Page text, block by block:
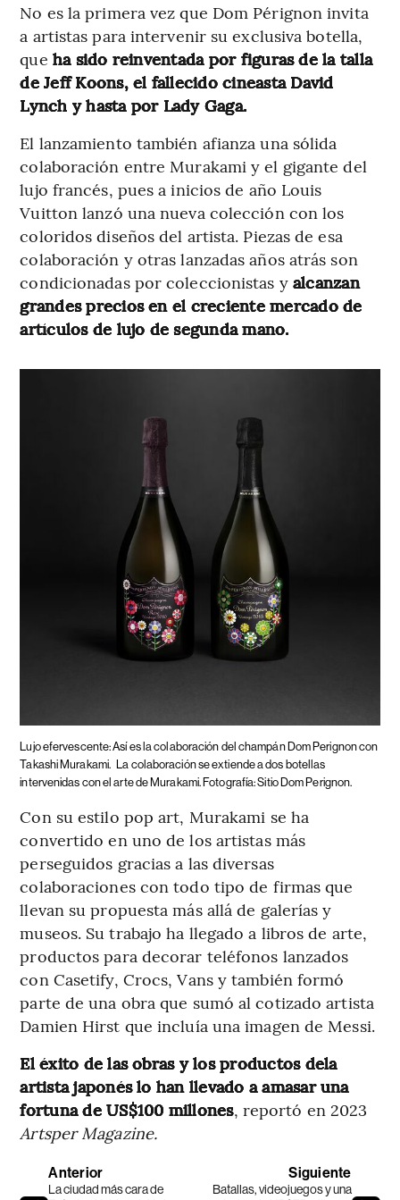
No es la primera vez que Dom Pérignon invita
a artistas para intervenir su exclusiva botella,
que ha sido reinventada por figuras de la talla
de Jeff Koons, el fallecido cineasta David
Lynch y hasta por Lady Gaga.
El lanzamiento también afianza una sólida
colaboración entre Murakami y el gigante del
lujo francés, pues a inicios de año Louis
Vuitton lanzó una nueva colección con los
coloridos diseños del artista. Piezas de esa
colaboración y otras lanzadas años atrás son
condicionadas por coleccionistas y alcanzan
grandes precios en el creciente mercado de
artículos de lujo de segunda mano.
Lujo efervescente: Así es la colaboración del champán Dom Perignon con
Takashi Murakami.
La colaboración se extiende a dos botellas
intervenidas con el arte de Murakami. Fotografía: Sitio Dom Perignon.
Con su estilo pop art, Murakami se ha
convertido en uno de los artistas más
perseguidos gracias a las diversas
colaboraciones con todo tipo de firmas que
llevan su propuesta más allá de galerías y
museos. Su trabajo ha llegado a libros de arte,
productos para decorar teléfonos lanzados
con Casetify, Crocs, Vans y también formó
parte de una obra que sumó al cotizado artista
Damien Hirst que incluía una imagen de Messi.
El éxito de las obras y los productos dela
artista japonés lo han llevado a amasar una
fortuna de US$100 millones, reportó en 2023
Artsper Magazine.
Anterior
La ciudad más cara de
Siguiente
Batallas, videojuegos y una